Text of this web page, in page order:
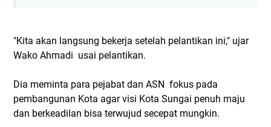
"Kita akan langsung bekerja setelah pelantikan ini," ujar
Wako Ahmadi usai pelantikan.
Dia meminta para pejabat dan ASN fokus pada
pembangunan Kota agar visi Kota Sungai penuh maju
dan berkeadilan bisa terwujud secepat mungkin.